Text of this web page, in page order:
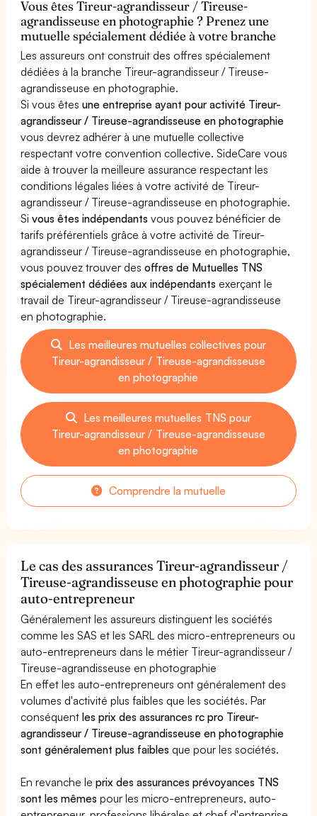
Vous êtes Tireur-agrandisseur / Tireuse-
agrandisseuse en photographie ? Prenez une
mutuelle spécialement dédiée à votre branche
Les assureurs ont construit des offres spécialement
dédiées à la branche Tireur-agrandisseur / Tireuse-
agrandisseuse en photographie.
Si vous êtesune entreprise ayant pour activité Tireur-
agrandisseur / Tireuse-agrandisseuse en photographie
vous devrez adhérer à une mutuelle collective
respectant votre convention collective. SideCare vous
aide à trouver la meilleure assurance respectant les
conditions légales liées à votre activité de Tireur-
agrandisseur / Tireuse-agrandisseuse en photographie.
Sivous êtes indépendants vous pouvez bénéficier de
tarifs préférentiels grâce à votre activité de Tireur-
agrandisseur / Tireuse-agrandisseuse en photographie,
vous pouvez trouver desoffres de Mutuelles TNS
spécialement dédiées aux indépendants exerçant le
travail de Tireur-agrandisseur / Tireuse-agrandisseuse
en photographie.
Les meilleures mutuelles collectives pour
Tireur-agrandisseur / Tireuse-agrandisseuse
en photographie
Les meilleures mutuelles TNS pour
Tireur-agrandisseur / Tireuse-agrandisseuse
en photographie
Comprendre la mutuelle
Le cas des assurances Tireur-agrandisseur /
Tireuse-agrandisseuse en photographie pour
auto-entrepreneur
Généralement les assureurs distinguent les sociétés
comme les SAS et les SARL des micro-entrepreneurs ou
auto-entrepreneurs dans le métier Tireur-agrandisseur /
Tireuse-agrandisseuse en photographie
En effet les auto-entrepreneurs ont généralement des
volumes d'activité plus faibles que les sociétés. Par
conséquentles prix des assurances rc pro Tireur-
agrandisseur / Tireuse-agrandisseuse en photographie
sont généralement plus faibles que pour les sociétés.
En revanche leprix des assurances prévoyances TNS
sont les mêmes pour les micro-entrepreneurs, auto-